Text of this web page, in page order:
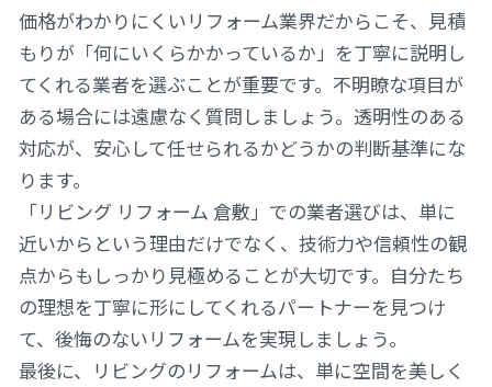
価格がわかりにくいリフォーム業界だからこそ、見積
もりが「何にいくらかかっているか」を丁寧に説明し
てくれる業者を選ぶことが重要です。不明瞭な項目が
ある場合には遠慮なく質問しましょう。透明性のある
対応が、安心して任せられるかどうかの判断基準にな
ります。
「リビング リフォーム 倉敷」での業者選びは、単に
近いからという理由だけでなく、技術力や信頼性の観
点からもしっかり見極めることが大切です。自分たち
の理想を丁寧に形にしてくれるパートナーを見つけ
て、後悔のないリフォームを実現しましょう。
最後に、リビングのリフォームは、単に空間を美しく